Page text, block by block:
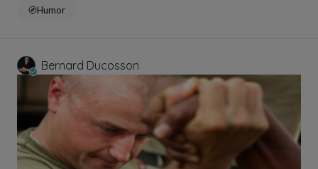
Humor
Bernard Ducosson